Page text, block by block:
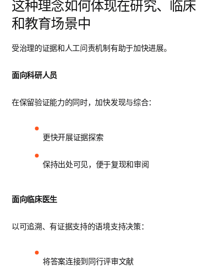
这种理念如何体现在研究、临床
和教育场景中
受治理的证据和人工问责机制有助于加快进展。
面向科研人员
在保留验证能力的同时，加快发现与综合：
更快开展证据探索
保持出处可见，便于复现和审阅
面向临床医生
以可追溯、有证据支持的语境支持决策：
将答案连接到同行评审文献